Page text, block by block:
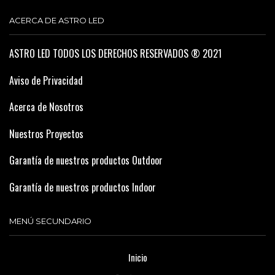
ACERCA DE ASTRO LED
ASTRO LED TODOS LOS DERECHOS RESERVADOS ® 2021
Aviso de Privacidad
Acerca de Nosotros
Nuestros Proyectos
Garantía de nuestros productos Outdoor
Garantía de nuestros productos Indoor
MENÚ SECUNDARIO
Inicio